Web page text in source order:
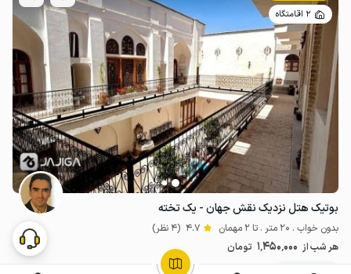
2 اقامتگاه
بوتیک هتل نزدیک نقش جهان - یک تخته
بدون خواب . 20 متر . تا 2 مهمان 4.7 (4 نظر)
هر شب از 1٬450٬000 تومان